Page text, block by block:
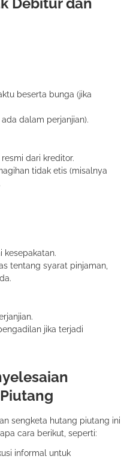
beserta bunga (jika
dalam perjanjian).
dari kreditor.
tidak etis (misalnya
kesepakatan.
tentang syarat pinjaman,
jika terjadi
sengketa hutang piutang ini
cara berikut, seperti:
informal untuk